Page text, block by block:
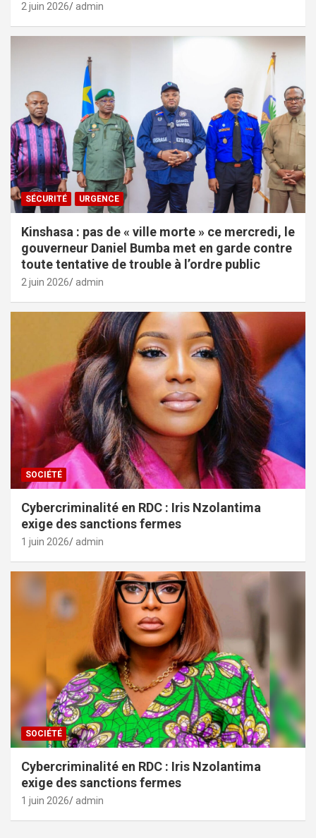
2 juin 2026 admin
SÉCURITÉ URGENCE
Kinshasa : pas de « ville morte » ce mercredi, le
gouverneur Daniel Bumba met en garde contre
toute tentative de trouble à l’ordre public
2 juin 2026 admin
SOCIÉTÉ
Cybercriminalité en RDC : Iris Nzolantima
exige des sanctions fermes
1 juin 2026 admin
SOCIÉTÉ
Cybercriminalité en RDC : Iris Nzolantima
exige des sanctions fermes
1 juin 2026 admin